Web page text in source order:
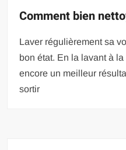
Comment bien
Laver régulièrement sa
bon état. En la lavant à
encore un meilleur
sortir